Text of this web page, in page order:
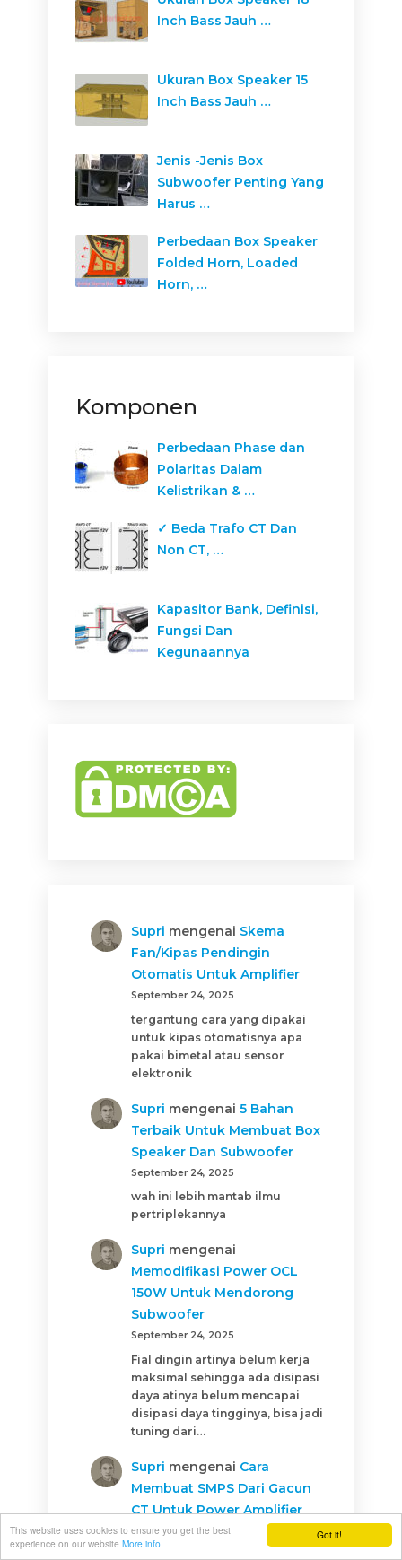
Got it!
This website uses cookies to ensure you get the best
experience on our website More info
Inch Bass Jauh …
Ukuran Box Speaker 15
Inch Bass Jauh …
Jenis -Jenis Box
Subwoofer Penting Yang
Harus …
Perbedaan Box Speaker
Folded Horn, Loaded
Horn, …
Komponen
Perbedaan Phase dan
Polaritas Dalam
Kelistrikan & …
✓ Beda Trafo CT Dan
Non CT, …
Kapasitor Bank, Definisi,
Fungsi Dan
Kegunaannya
Supri mengenai Skema
Fan/Kipas Pendingin
Otomatis Untuk Amplifier
September 24, 2025
tergantung cara yang dipakai
untuk kipas otomatisnya apa
pakai bimetal atau sensor
elektronik
Supri mengenai5 Bahan
Terbaik Untuk Membuat Box
Speaker Dan Subwoofer
September 24, 2025
wah ini lebih mantab ilmu
pertriplekannya
Supri mengenai
Memodifikasi Power OCL
150W Untuk Mendorong
Subwoofer
September 24, 2025
Fial dingin artinya belum kerja
maksimal sehingga ada disipasi
daya atinya belum mencapai
disipasi daya tingginya, bisa jadi
tuning dari…
Supri mengenai Cara
Membuat SMPS Dari Gacun
CT Untuk Power Amplifier
Yang Stabil